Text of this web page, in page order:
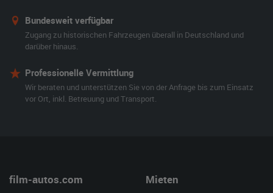
Bundesweit verfügbar
Zugang zu historischen Fahrzeugen überall in Deutschland und
darüber hinaus.
Professionelle Vermittlung
Wir beraten und unterstützen Sie von der Anfrage bis zum Einsatz
vor Ort, inkl. Betreuung und Transport.
film-autos.com Mieten